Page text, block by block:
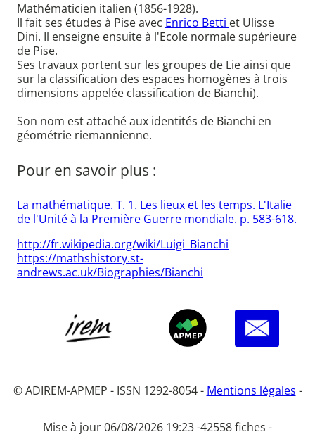
Mathématicien italien (1856-1928).
Il fait ses études à Pise avec Enrico Betti et Ulisse
Dini. Il enseigne ensuite à l'Ecole normale supérieure
de Pise.
Ses travaux portent sur les groupes de Lie ainsi que
sur la classification des espaces homogènes à trois
dimensions appelée classification de Bianchi).
Son nom est attaché aux identités de Bianchi en
géométrie riemannienne.
Pour en savoir plus :
La mathématique. T. 1. Les lieux et les temps. L'Italie
de l'Unité à la Première Guerre mondiale. p. 583-618.
http://fr.wikipedia.org/wiki/Luigi_Bianchi
https://mathshistory.st-
andrews.ac.uk/Biographies/Bianchi
© ADIREM-APMEP - ISSN 1292-8054 - Mentions légales -
Mise à jour 06/08/2026 19:23 -42558 fiches -